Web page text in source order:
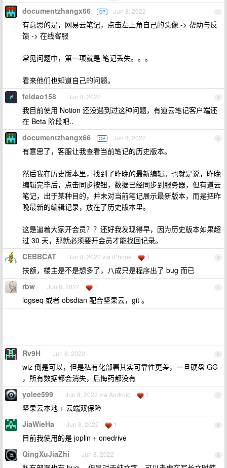
1
documentzhangx66 OP Jun 8, 2022
有意思的是，网易云笔记，点击左上角自己的头像 -> 帮助与反
馈 -> 在线客服
常见问题中，第一项就是 笔记丢失。。。
看来他们也知道自己的问题。
2
feidao158 Jun 8, 2022
我目前使用 Notion 还没遇到过这种问题，有道云笔记客户端还
在 Beta 阶段吧..
3
documentzhangx66 OP Jun 8, 2022
有意思了，客服让我查看当前笔记的历史版本。
然后我在历史版本里，找到了昨晚的最新编辑。也就是说，昨晚
编辑完毕后，点击同步按钮，数据已经同步到服务器，但有道云
笔记，出于某种目的，并未对当前笔记展示最新版本，而是把昨
晚最新的编辑记录，放在了历史版本里。
这是逼着大家开会员？？还好我发现得早，因为历史版本如果超
过 30 天，那就必须要开会员才能找回记录。
4
CEBBCAT Jun 8, 2022 via iPhone 1
扶额，楼主是不是想多了，八成只是程序出了 bug 而已
5
rbw Jun 8, 2022 1
logseq 或者 obsdian 配合坚果云，git 。
6
Rv9H Jun 8, 2022
wiz 倒是可以，但是私有化部署其实可靠性更差，一旦硬盘 GG
，所有数据都会消失，后悔药都没有
7
yolee599 Jun 8, 2022 via Android 1
坚果云本地 + 云端双保险
8
JiaWieHa Jun 8, 2022 1
目前我使用的是 joplin + onedrive
9
QingXuJiaZhi Jun 8, 2022